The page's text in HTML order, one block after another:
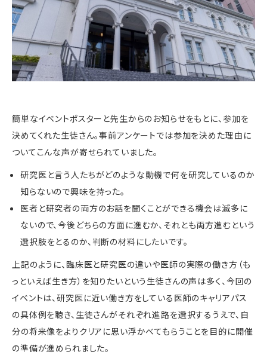
簡単なイベントポスターと先生からのお知らせをもとに、参加を
決めてくれた生徒さん。事前アンケートでは参加を決めた理由に
ついてこんな声が寄せられていました。
研究医と言う人たちがどのような動機で何を研究しているのか
知らないので興味を持った。
医者と研究者の両方のお話を聞くことができる機会は滅多に
ないので、今後どちらの方面に進むか、それとも両方進むという
選択肢をとるのか、判断の材料にしたいです。
上記のように、臨床医と研究医の違いや医師の実際の働き方（も
っといえば生き方）を知りたいという生徒さんの声は多く、今回の
イベントは、研究医に近い働き方をしている医師のキャリアパス
の具体例を聴き、生徒さんがそれぞれ進路を選択するうえで、自
分の将来像をよりクリアに思い浮かべてもらうことを目的に開催
の準備が進められました。